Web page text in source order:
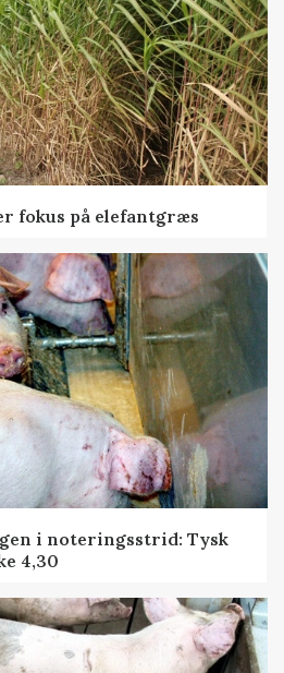
fokus på elefantgræs
i noteringsstrid: Tysk
4,30